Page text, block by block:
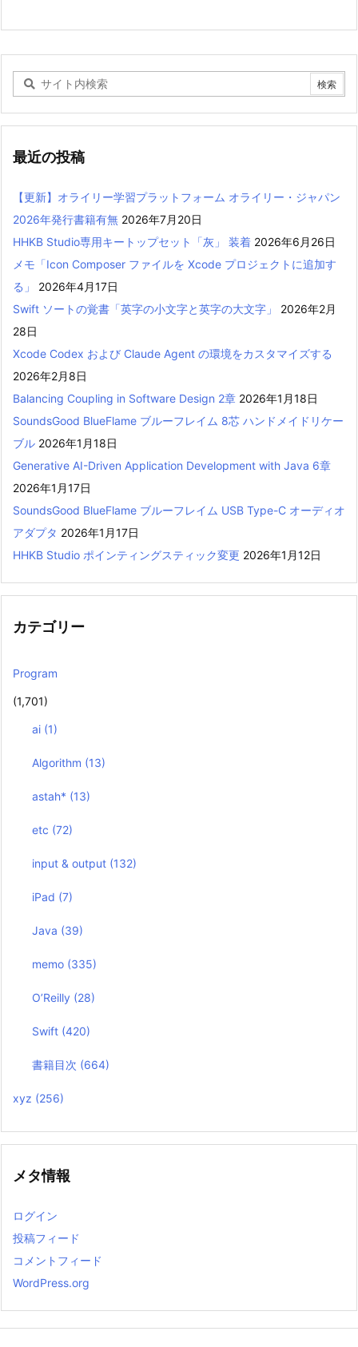
最近の投稿
【更新】オライリー学習プラットフォーム オライリー・ジャパン
2026年発行書籍有無 2026年7月20日
HHKB Studio専用キートップセット「灰」 装着 2026年6月26日
メモ「Icon Composer ファイルを Xcode プロジェクトに追加す
る」
2026年4月17日
Swift ソートの覚書「英字の小文字と英字の大文字」
2026年2月
28日
Xcode Codex および Claude Agent の環境をカスタマイズする
2026年2月8日
Balancing Coupling in Software Design 2章 2026年1月18日
SoundsGood BlueFlame ブルーフレイム 8芯 ハンドメイドリケー
ブル 2026年1月18日
Generative AI-Driven Application Development with Java 6章
2026年1月17日
SoundsGood BlueFlame ブルーフレイム USB Type-C オーディオ
アダプタ 2026年1月17日
HHKB Studio ポインティングスティック変更 2026年1月12日
カテゴリー
Program
(1,701)
ai (1)
Algorithm (13)
astah* (13)
etc (72)
input & output (132)
iPad (7)
Java (39)
memo (335)
O’Reilly (28)
Swift (420)
書籍目次 (664)
xyz (256)
メタ情報
ログイン
投稿フィード
コメントフィード
WordPress.org